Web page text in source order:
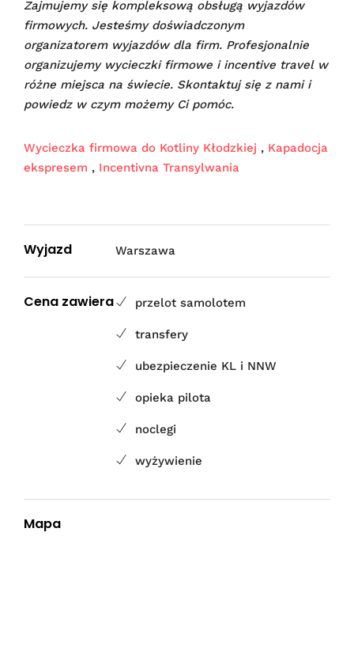
Zajmujemy się kompleksową obsługą wyjazdów
firmowych. Jesteśmy doświadczonym
organizatorem wyjazdów dla firm. Profesjonalnie
organizujemy wycieczki firmowe i incentive travel w
różne miejsca na świecie. Skontaktuj się z nami i
powiedz w czym możemy Ci pomóc.
Wycieczka firmowa do Kotliny Kłodzkiej , Kapadocja
ekspresem , Incentivna Transylwania
Wyjazd Warszawa
Cena zawiera przelot samolotem
transfery
ubezpieczenie KL i NNW
opieka pilota
noclegi
wyżywienie
Mapa